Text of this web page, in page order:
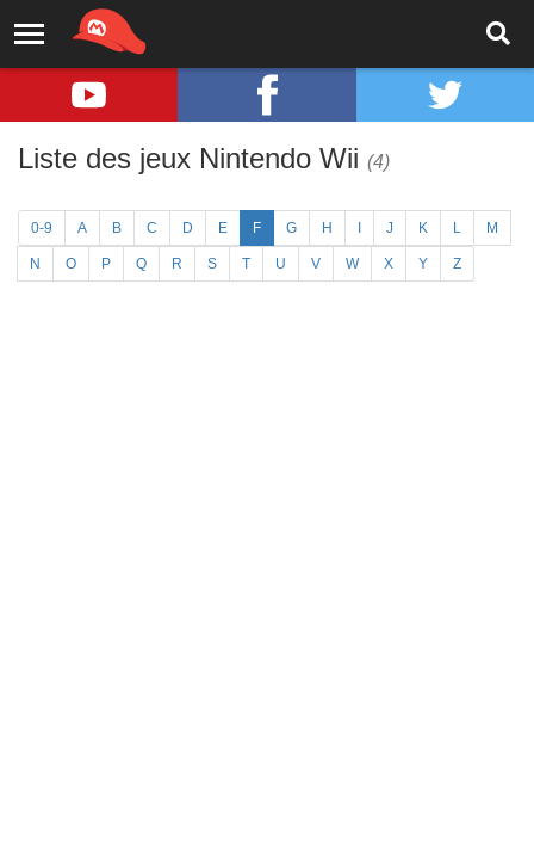
Liste des jeux Nintendo Wii (4)
0-9 A B C D E F G H J K L M
N O P Q R S T U V W X Y Z